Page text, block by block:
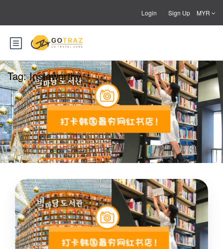
Login Sign Up MYR
Tag:Instaworthy